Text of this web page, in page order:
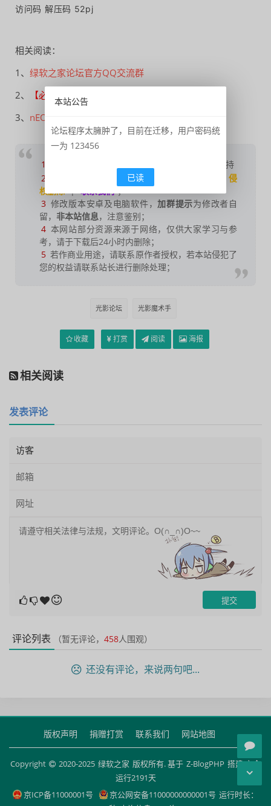
访问码 解压码 52pj
相关阅读：
1、 绿软之家论坛官方QQ交流群
2、
【必看】2023年论坛版规及总版规则
3、 nEOiMAGING光影魔术手v4.6.4.920绿色版
1
捐赠本站，感谢支持
2
使用帮助
侵
权删除 | 联系我们 ；
3 修改版本安卓及电脑软件，加群提示为修改者自
留， 非本站信息，注意鉴别；
4 本网站部分资源来源于网络，仅供大家学习与参
考，请于下载后24小时内删除；
5 若作商业用途，请联系原作者授权，若本站侵犯了
您的权益请联系站长进行删除处理；
光影论坛 光影魔术手
收藏 打赏 阅读 海报
相关阅读
发表评论
评论列表 （暂无评论， 458人围观）
还没有评论，来说两句吧...
版权声明 捐赠打赏 联系我们 网站地图
Copyright 2020-2025 绿软之家 版权所有. 基于 Z-BlogPHP 搭建 安全
运行2191天
京ICP备11000001号
京公网安备11000000000001号 运行时长：
本站公告
论坛程序太臃肿了，目前在迁移，用户密码统
一为 123456
已读